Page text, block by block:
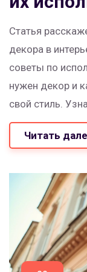
Статья
декора в
советы по
нужен декор и
свой стиль.
прочно вошли в
делают ставку
быстро
Читать